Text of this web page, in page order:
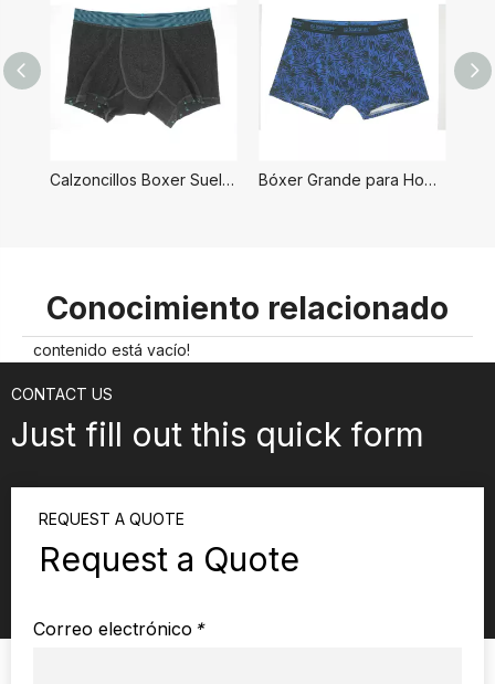
Calzoncillos Boxer Sueltos para Hombre Bóxer Grande para Hombre
Conocimiento relacionado
contenido está vacío!
CONTACT US
Just fill out this quick form
REQUEST A QUOTE
Request a Quote
*
Correo electrónico